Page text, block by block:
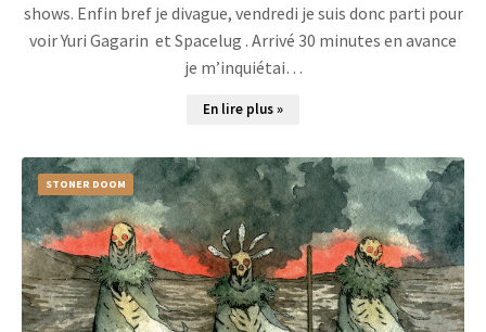
shows. Enfin bref je divague, vendredi je suis donc parti pour
voir Yuri Gagarin et Spacelug . Arrivé 30 minutes en avance
je m’inquiétai…
En lire plus »
STONER DOOM